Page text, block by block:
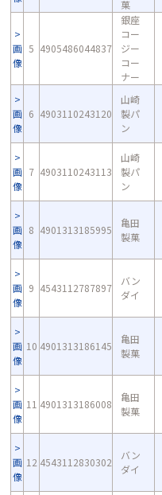
菓
画
像
5 4905486044837
銀座
コー
ジー
コー
ナー
画
像
6 4903110243120
山崎
製パ
ン
画
像
7 4903110243113
山崎
製パ
ン
画
像
8 4901313185995
亀田
製菓
画
像
9 4543112787897
バン
ダイ
画
像
10 4901313186145
亀田
製菓
画
像
11 4901313186008
亀田
製菓
画
像
12 4543112830302
バン
ダイ